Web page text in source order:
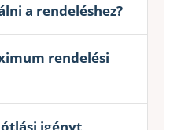
a rendeléshez?
rendelési